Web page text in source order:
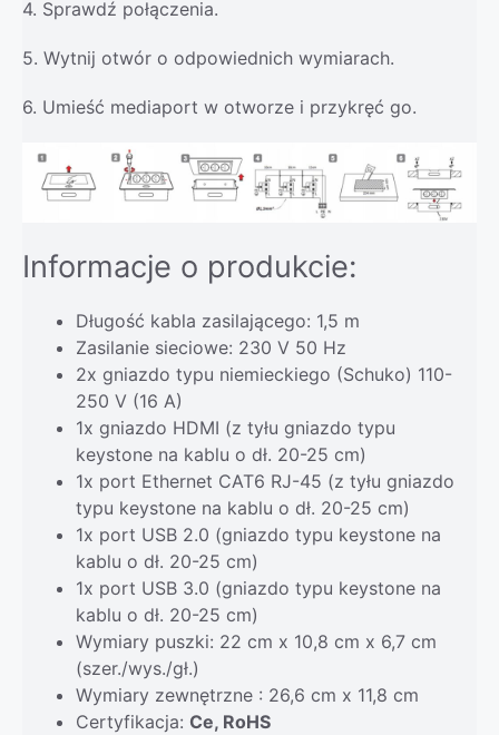
4. Sprawdź połączenia.
5. Wytnij otwór o odpowiednich wymiarach.
6. Umieść mediaport w otworze i przykręć go.
Informacje o produkcie:
Długość kabla zasilającego: 1,5 m
Zasilanie sieciowe: 230 V 50 Hz
2x gniazdo typu niemieckiego (Schuko) 110-
250 V (16 A)
1x gniazdo HDMI (z tyłu gniazdo typu
keystone na kablu o dł. 20-25 cm)
1x port Ethernet CAT6 RJ-45 (z tyłu gniazdo
typu keystone na kablu o dł. 20-25 cm)
1x port USB 2.0 (gniazdo typu keystone na
kablu o dł. 20-25 cm)
1x port USB 3.0 (gniazdo typu keystone na
kablu o dł. 20-25 cm)
Wymiary puszki: 22 cm x 10,8 cm x 6,7 cm
(szer./wys./gł.)
Wymiary zewnętrzne : 26,6 cm x 11,8 cm
Certyfikacja: Ce, RoHS